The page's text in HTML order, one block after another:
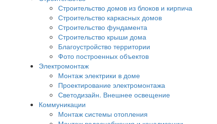
Строительство домов из блоков и кирпича
Строительство каркасных домов
Строительство фундамента
Строительство крыши дома
Благоустройство территории
Фото построенных объектов
Электромонтаж
Монтаж электрики в доме
Проектирование электромонтажа
Светодизайн. Внешнее освещение
Коммуникации
Монтаж системы отопления